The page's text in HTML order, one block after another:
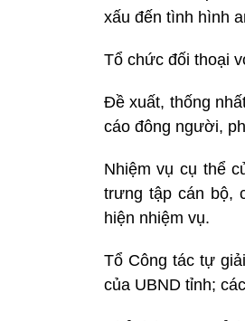
xấu đến tình hình
Tổ chức đối thoại
Đề xuất, thống
cáo đông người,
Nhiệm vụ cụ thể
trưng tập cán bộ,
hiện nhiệm vụ.
Tổ Công tác tự
của UBND tỉnh;